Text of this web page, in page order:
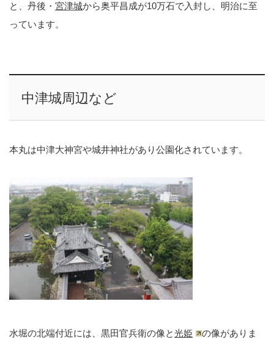
と、丹後・ 宮津城から奥平昌成が10万石で入封し、明治に至
っています。
中津城周辺など
本丸は中津大神宮や城井神社があり公園化されています。
水堀の北端付近には、黒田官兵衛の像と光姫
の像がありま